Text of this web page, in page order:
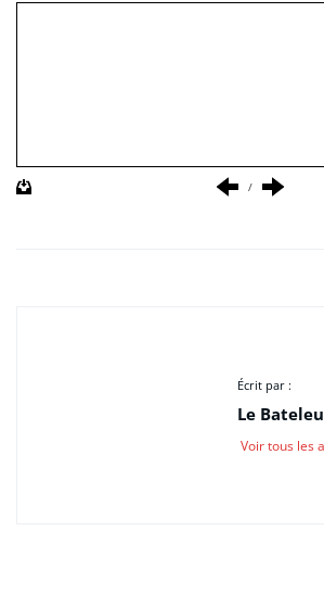
/
Écrit par :
Le
Voir tous les